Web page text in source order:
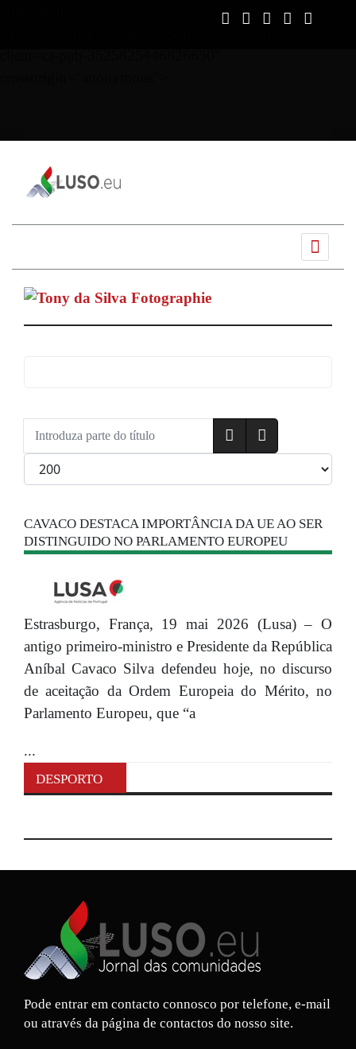
Introduza parte do título
Qtd. a exibir
CAVACO DESTACA IMPORTÂNCIA DA UE AO SER
DISTINGUIDO NO PARLAMENTO EUROPEU
Estrasburgo, França, 19 mai 2026 (Lusa) – O
antigo primeiro-ministro e Presidente da República
Aníbal Cavaco Silva defendeu hoje, no discurso
de aceitação da Ordem Europeia do Mérito, no
Parlamento Europeu, que “a
...
DESPORTO
Pode entrar em contacto connosco por telefone, e-mail
ou através da página de contactos do nosso site.